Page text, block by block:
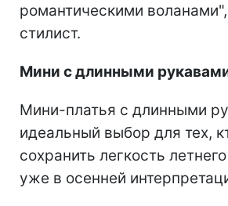
романтическими
стилист.
Мини с длинными
Мини-платья с длинными
идеальный выбор для тех,
сохранить легкость
уже в осенней